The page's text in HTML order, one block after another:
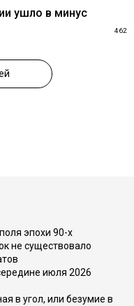
ушло в минус
462
эпохи 90-х
не существовало
июля 2026
в угол, или безумие в